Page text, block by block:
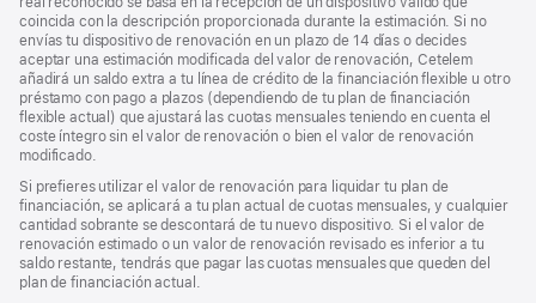
coincida con la descripción proporcionada durante la estimación. Si no
envías tu dispositivo de renovación en un plazo de 14 días o decides
aceptar una estimación modificada del valor de renovación, Cetelem
añadirá un saldo extra a tu línea de crédito de la financiación flexible u otro
préstamo con pago a plazos (dependiendo de tu plan de financiación
flexible actual) que ajustará las cuotas mensuales teniendo en cuenta el
coste íntegro sin el valor de renovación o bien el valor de renovación
modificado.
Si prefieres utilizar el valor de renovación para liquidar tu plan de
financiación, se aplicará a tu plan actual de cuotas mensuales, y cualquier
cantidad sobrante se descontará de tu nuevo dispositivo. Si el valor de
renovación estimado o un valor de renovación revisado es inferior a tu
saldo restante, tendrás que pagar las cuotas mensuales que queden del
plan de financiación actual.